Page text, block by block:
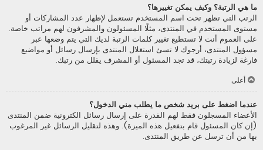
ما هي الرتبة؟ وكيف يمكن تغييرها؟
الرتب التي تظهر تحت اسم المستخدم تستعمل لإظهار عدد المشاركات أو
مستوى المستخدم في المنتدى، مثلًا المسئولون والمشرفون لهم مراتب خاصة.
على العموم أنت لا تستطيع تغيير كلمات الرتبة لديك التي يتم وضعها عبر
مسؤول المنتدى، أرجوك لا تسئ استغلال المنتدى بإرسال رسائل أو مواضيع
فارغة لزيادة رتبتك، قد تجد المسئول أو المشرف يقلل من رتبك.
أعلى
عندما اضغط على بريد شخص ما يطلب مني الدخول؟
الأعضاء المسجلون فقط لهم القدرة على إرسال رسائل الكترونية ضمن المنتدى
(إن كان المسئول قام بتفعيل هذه الميزة). وهذه لتقليل الرسائل غير المرغوب
بها من أن ترسل عن طريق المنتدى.